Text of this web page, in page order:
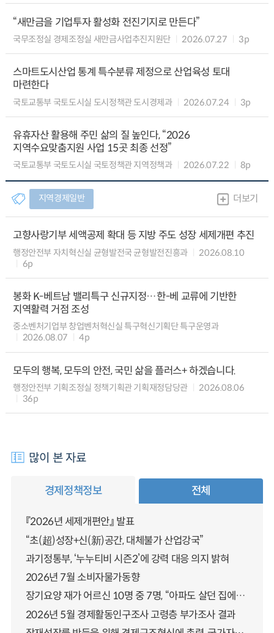
“새만금을 기업투자 활성화 전진기지로 만든다”
국무조정실 경제조정실 새만금사업추진지원단 2026.07.27 3p
스마트도시산업 통계 특수분류 제정으로 산업육성 토대
마련한다
국토교통부 국토도시실 도시정책관 도시경제과 2026.07.24 3p
유휴자산 활용해 주민 삶의 질 높인다, “2026
지역수요맞춤지원 사업 15곳 최종 선정”
국토교통부 국토도시실 국토정책관 지역정책과 2026.07.22 8p
지역경제일반 더보기
고향사랑기부 세액공제 확대 등 지방 주도 성장 세제개편 추진
행정안전부 자치혁신실 균형발전국 균형발전진흥과
2026.08.10
6p
봉화 K-베트남 밸리특구 신규지정…한-베 교류에 기반한
지역활력 거점 조성
중소벤처기업부 창업벤처혁신실 특구혁신기획단 특구운영과
2026.08.07
4p
모두의 행복, 모두의 안전, 국민 삶을 플러스+ 하겠습니다.
행정안전부 기획조정실 정책기획관 기획재정담당관
2026.08.06
36p
많이 본 자료
경제정책정보 전체
『2026년 세제개편안』 발표
“초(超)성장+신(新)공간, 대체불가 산업강국”
과기정통부, ‘누누티비 시즌2’에 강력 대응 의지 밝혀
2026년 7월 소비자물가동향
장기요양 재가 어르신 10명 중 7명, “아파도 살던 집에서 살겠다” 「2025년 장기요양실태조사」 결과 발표
2026년 5월 경제활동인구조사 고령층 부가조사 결과